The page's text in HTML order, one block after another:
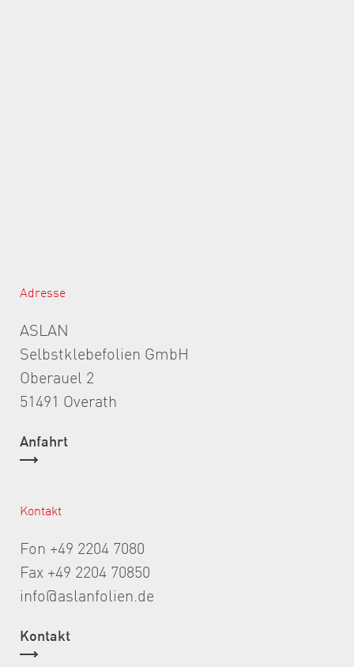
Adresse
ASLAN
Selbstklebefolien GmbH
Oberauel 2
51491 Overath
Anfahrt
Kontakt
Fon +49 2204 7080
Fax +49 2204 70850
info@aslanfolien.de
Kontakt